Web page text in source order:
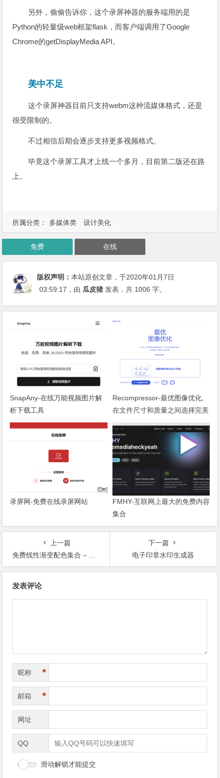
另外，偷偷告诉你，这个录屏神器的服务端用的是
Python的轻量级web框架flask，而客户端调用了Google
Chrome的getDisplayMedia API。
美中不足
这个录屏神器目前只支持webm这种流媒体格式，还是
很受限制的。
不过相信后期会逐步支持更多视频格式。
毕竟这个录屏工具才上线一个多月，目前第二版还在路
上。
所属分类： 多媒体类 设计美化
免费 在线
版权声明：本站原创文章，于2020年01月7日
03:59:17 ，由 瓜皮猪 发表，共 1006 字。
SnapAny-在线万能视频图片解
析下载工具
Recompressor-最优图像优化,
在文件尺寸和质量之间选择完美
录屏网-免费在线录屏网站
FMHY-互联网上最大的免费内容
集合
上一篇
免费线性渐变配色集合 – WebGradients
下一篇
电子印章水印生成器
发表评论
昵称 *
邮箱 *
网址
QQ
滑动解锁才能提交